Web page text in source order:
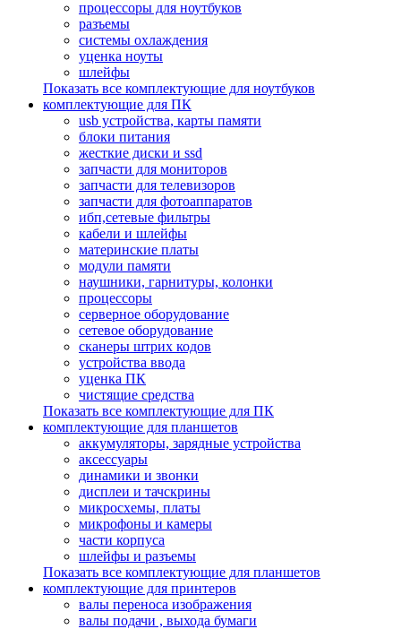
процессоры для ноутбуков
разъемы
системы охлаждения
уценка ноуты
шлейфы
Показать все комплектующие для ноутбуков
комплектующие для ПК
usb устройства, карты памяти
блоки питания
жесткие диски и ssd
запчасти для мониторов
запчасти для телевизоров
запчасти для фотоаппаратов
ибп,сетевые фильтры
кабели и шлейфы
материнские платы
модули памяти
наушники, гарнитуры, колонки
процессоры
серверное оборудование
сетевое оборудование
сканеры штрих кодов
устройства ввода
уценка ПК
чистящие средства
Показать все комплектующие для ПК
комплектующие для планшетов
аккумуляторы, зарядные устройства
аксессуары
динамики и звонки
дисплеи и тачскрины
микросхемы, платы
микрофоны и камеры
части корпуса
шлейфы и разъемы
Показать все комплектующие для планшетов
комплектующие для принтеров
валы переноса изображения
валы подачи , выхода бумаги